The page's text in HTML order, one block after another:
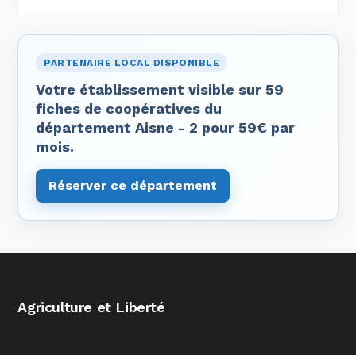
PARTENAIRE LOCAL DISPONIBLE
Votre établissement visible sur 59
fiches de coopératives du
département Aisne - 2 pour 59€ par
mois.
Réserver ce département
Agriculture et Liberté